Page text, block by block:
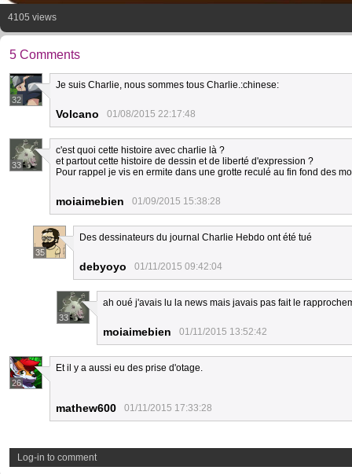
4105 views
5 Comments
32
Je suis Charlie, nous sommes tous Charlie.:chinese:
Volcano 01/08/2015 22:17:48
33
c'est quoi cette histoire avec charlie là ?
et partout cette histoire de dessin et de liberté d'expression ?
Pour rappel je vis en ermite dans une grotte reculé au fin fond des
moiaimebien 01/09/2015 15:38:28
35
Des dessinateurs du journal Charlie Hebdo ont été tué
debyoyo 01/11/2015 09:42:04
33
ah oué j'avais lu la news mais javais pas fait le
moiaimebien 01/11/2015 13:52:42
26
Et il y a aussi eu des prise d'otage.
mathew600 01/11/2015 17:33:28
Log-in to comment